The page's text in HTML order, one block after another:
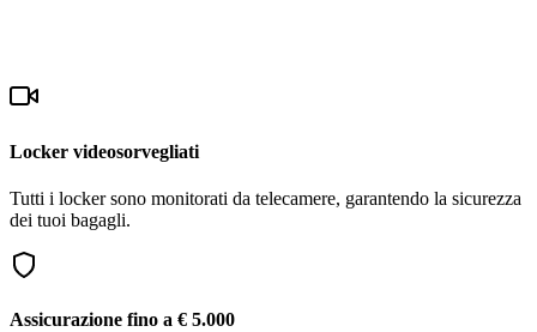
Locker videosorvegliati
Tutti i locker sono monitorati da telecamere, garantendo la sicurezza
dei tuoi bagagli.
Assicurazione fino a € 5.000